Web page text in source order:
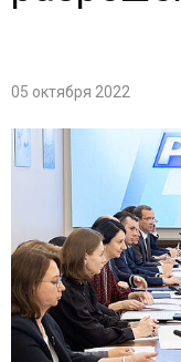
05 октября 2022